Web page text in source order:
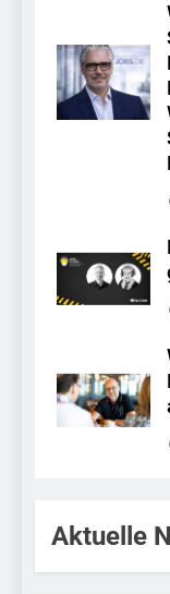
Aktuelle